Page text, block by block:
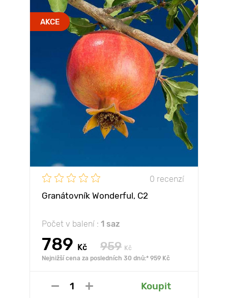
AKCE
0 recenzí
Granátovník Wonderful, С2
Počet v balení : 1 saz
789 Kč 959 Kč
Nejnižší cena za posledních 30 dnů:* 959 Kč
Koupit